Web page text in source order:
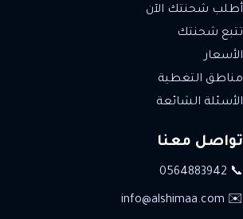
أطلب شحنتك الآن
تتبع شحنتك
الأسعار
مناطق التغطية
الأسئلة الشائعة
تواصل معنا
📞 0564883942
✉️ info@alshimaa.com